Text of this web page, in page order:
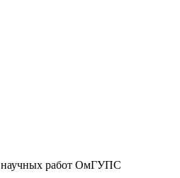
научных работ ОмГУПС